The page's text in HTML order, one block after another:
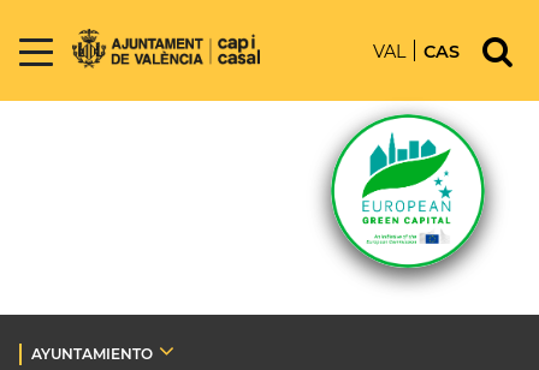
VAL CAS
AYUNTAMIENTO